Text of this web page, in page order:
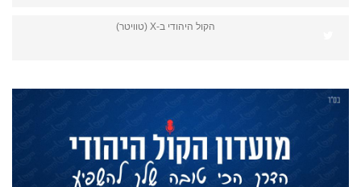
הקול היהודי ב-X (טוויטר)